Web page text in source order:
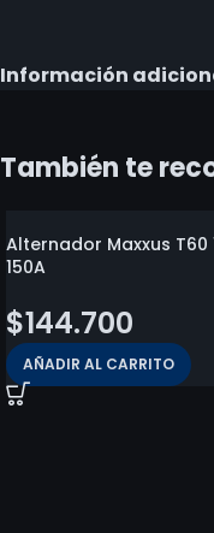
Información
También te
Alternador Maxxus T60
150A
$144.700
AÑADIR AL CARRITO